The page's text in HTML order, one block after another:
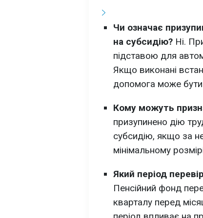
Чи означає
на субсидію? Ні.
підставою для
Якщо виконані
допомога може
Кому можуть
призупинено дію
субсидію, якщо за
мінімальному
Який період
Пенсійний фонд
кварталу перед